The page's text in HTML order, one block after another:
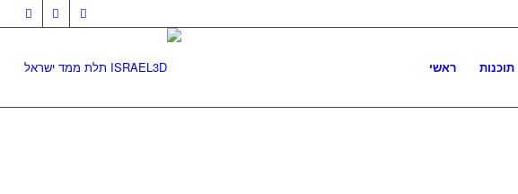
ראשי תוכנות